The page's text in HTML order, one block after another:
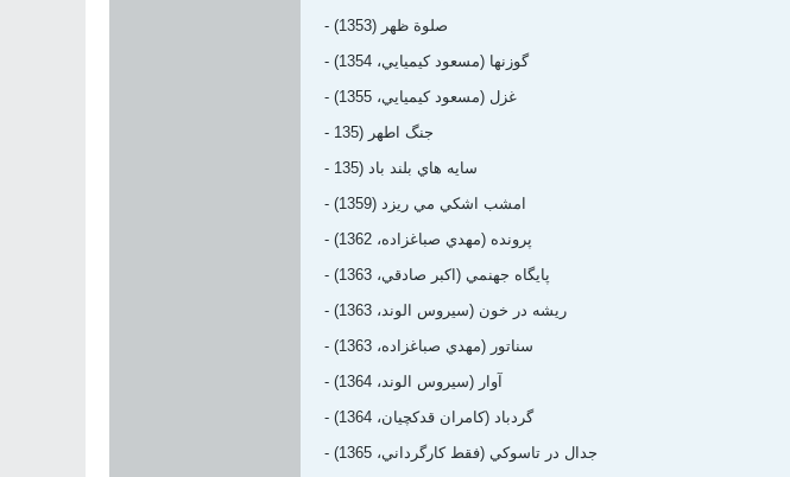
- صلوة ظهر (1353)
- گوزنها (مسعود كيميايي، 1354)
- غزل (مسعود كيميايي، 1355)
- جنگ اطهر (135
- سايه هاي بلند باد (135
- امشب اشكي مي ريزد (1359)
- پرونده (مهدي صباغزاده، 1362)
- پايگاه جهنمي (اكبر صادقي، 1363)
- ريشه در خون (سيروس الوند، 1363)
- سناتور (مهدي صباغزاده، 1363)
- آوار (سيروس الوند، 1364)
- گردباد (كامران قدكچيان، 1364)
- جدال در تاسوكي (فقط كارگرداني، 1365)